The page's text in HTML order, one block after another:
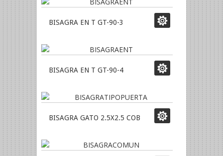
BISAGRA EN T GT-90-3
BISAGRA EN T GT-90-4
BISAGRA GATO 2.5X2.5 COB